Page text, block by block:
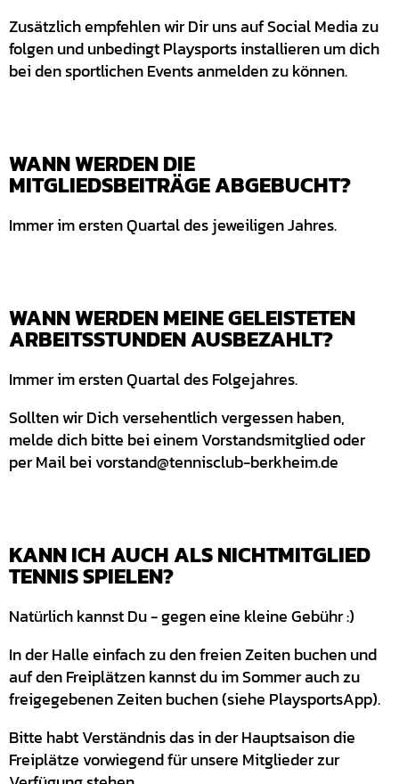
Zusätzlich empfehlen wir Dir uns auf Social Media zu
folgen und unbedingt Playsports installieren um dich
bei den sportlichen Events anmelden zu können.
WANN WERDEN DIE
MITGLIEDSBEITRÄGE ABGEBUCHT?
Immer im ersten Quartal des jeweiligen Jahres.
WANN WERDEN MEINE GELEISTETEN
ARBEITSSTUNDEN AUSBEZAHLT?
Immer im ersten Quartal des Folgejahres.
Sollten wir Dich versehentlich vergessen haben,
melde dich bitte bei einem Vorstandsmitglied oder
per Mail bei vorstand@tennisclub-berkheim.de
KANN ICH AUCH ALS NICHTMITGLIED
TENNIS SPIELEN?
Natürlich kannst Du - gegen eine kleine Gebühr :)
In der Halle einfach zu den freien Zeiten buchen und
auf den Freiplätzen kannst du im Sommer auch zu
freigegebenen Zeiten buchen (siehe PlaysportsApp).
Bitte habt Verständnis das in der Hauptsaison die
Freiplätze vorwiegend für unsere Mitglieder zur